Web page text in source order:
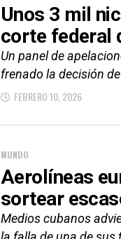
Unos 3 mil
corte federal
Un panel de
frenado la decisión
FEBRERO 10, 2026
MUNDO
Aerolíneas
sortear
Medios cubanos